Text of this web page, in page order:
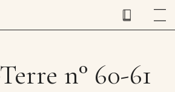
n° 60-61